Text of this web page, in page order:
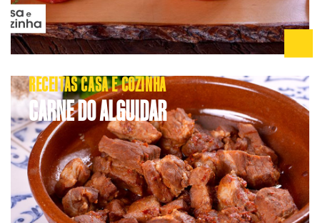
RECEITAS CASA E COZINHA
CARNE DO ALGUIDAR